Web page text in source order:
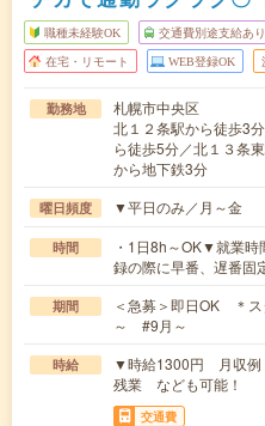
職種未経験OK 交通費別途支給あり
在宅・リモート WEB登録OK
勤務地
札幌市中央区
北１２条駅から徒歩3
ら徒歩5分／北１３条
から地下鉄3分
曜日頻度 ▼平日のみ／月～金
時間
・1日8h～OK▼就業
録の際に早番、遅番
期間
＜急募＞即日OK ＊
～ #9月～
時給
▼時給1300円 月収例
残業 なども可能！
交通費